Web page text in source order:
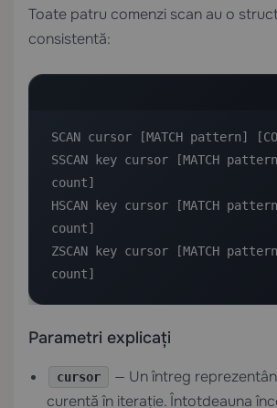
Toate patru comenzi scan au o
consistentă:
SCAN cursor [MATCH pattern]
SSCAN key cursor [MATCH
count]
HSCAN key cursor [MATCH
count]
ZSCAN key cursor [MATCH
count]
Parametri explicați
cursor
— Un întreg
curentă în iterație. Întotdeauna